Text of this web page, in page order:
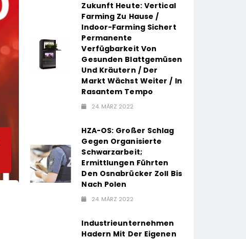
Zukunft Heute: Vertical
Farming Zu Hause /
Indoor-Farming Sichert
Permanente
Verfügbarkeit Von
Gesunden Blattgemüsen
Und Kräutern / Der
Markt Wächst Weiter / In
Rasantem Tempo
24. MÄRZ 2022
HZA-OS: Großer Schlag
Gegen Organisierte
Schwarzarbeit;
Ermittlungen Führten
Den Osnabrücker Zoll Bis
Nach Polen
24. MÄRZ 2022
Industrieunternehmen
Hadern Mit Der Eigenen